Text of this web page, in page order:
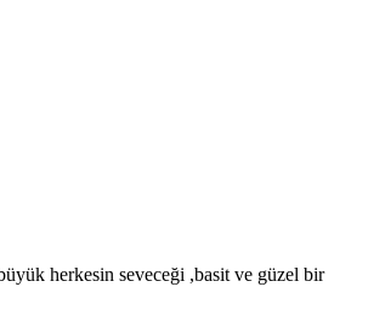
herkesin seveceği ,basit ve güzel bir